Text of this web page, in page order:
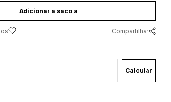
adicionar a sacola
Compartilhar
Calcular